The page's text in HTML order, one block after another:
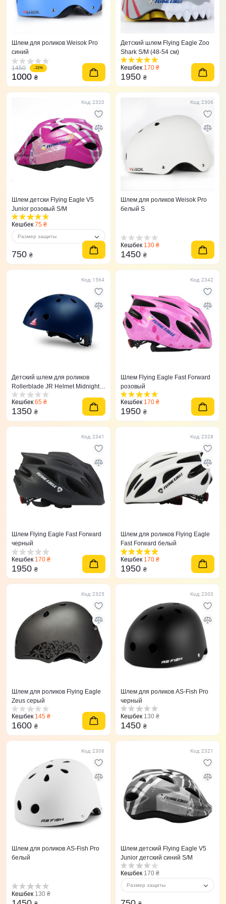
Шлем для роликов Weisok Pro
синий
1450 -31%
1000 ₴
Детский шлем Flying Eagle Zoo
Shark S/M (48-54 см)
Кешбек 170 ₴
1950 ₴
Код: 2320
Шлем детски Flying Eagle V5
Junior розовый S/M
Кешбек 75 ₴
Размер защиты
750 ₴
Код: 2306
Шлем для роликов Weisok Pro
белый S
Кешбек 130 ₴
1450 ₴
Код: 1564
Детский шлем для роликов
Rollerblade JR Helmet Midnight
Blue
Кешбек 65 ₴
1350 ₴
Код: 2342
Шлем Flying Eagle Fast Forward
розовый
Кешбек 170 ₴
1950 ₴
Код: 2341
Шлем Flying Eagle Fast Forward
черный
Кешбек 170 ₴
1950 ₴
Код: 2328
Шлем для роликов Flying Eagle
Fast Forward белый
Кешбек 170 ₴
1950 ₴
Код: 2325
Шлем для роликов Flying Eagle
Zeus серый
Кешбек 145 ₴
1600 ₴
Код: 2303
Шлем для роликов AS-Fish Pro
черный
Кешбек 130 ₴
1450 ₴
Код: 2306
Шлем для роликов AS-Fish Pro
белый
Кешбек 130 ₴
Код: 2321
Шлем детский Flying Eagle V5
Junior детский синий S/M
Кешбек 170 ₴
Размер защиты